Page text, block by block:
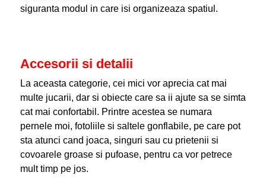
siguranta modul in care isi organizeaza spatiul.
Accesorii si detalii
La aceasta categorie, cei mici vor aprecia cat mai
multe jucarii, dar si obiecte care sa ii ajute sa se simta
cat mai confortabil. Printre acestea se numara
pernele moi, fotoliile si saltele gonflabile, pe care pot
sta atunci cand joaca, singuri sau cu prietenii si
covoarele groase si pufoase, pentru ca vor petrece
mult timp pe jos.